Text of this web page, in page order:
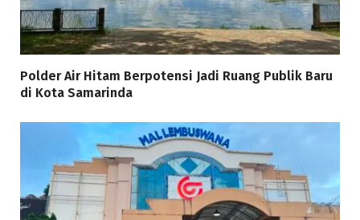
Polder Air Hitam Berpotensi Jadi Ruang Publik Baru
di Kota Samarinda